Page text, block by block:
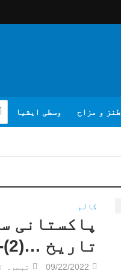
طنز و مزاح وسطی ایشیا
کالم
پاکستانی
تاریخ …(2)- اوریا مقبول جان
09/22/2022 تبصرہ